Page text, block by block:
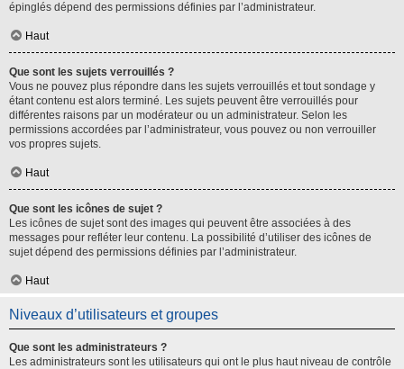
épinglés dépend des permissions définies par l’administrateur.
Haut
Que sont les sujets verrouillés ?
Vous ne pouvez plus répondre dans les sujets verrouillés et tout sondage y
étant contenu est alors terminé. Les sujets peuvent être verrouillés pour
différentes raisons par un modérateur ou un administrateur. Selon les
permissions accordées par l’administrateur, vous pouvez ou non verrouiller
vos propres sujets.
Haut
Que sont les icônes de sujet ?
Les icônes de sujet sont des images qui peuvent être associées à des
messages pour refléter leur contenu. La possibilité d’utiliser des icônes de
sujet dépend des permissions définies par l’administrateur.
Haut
Niveaux d’utilisateurs et groupes
Que sont les administrateurs ?
Les administrateurs sont les utilisateurs qui ont le plus haut niveau de contrôle